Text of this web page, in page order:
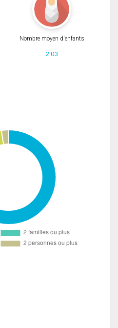
Nombre moyen d'enfants
2.03